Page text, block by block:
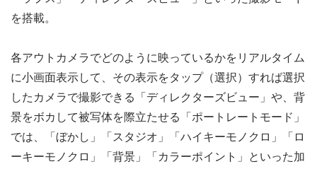
を搭載。
各アウトカメラでどのように映っているかをリアルタイム
に小画面表示して、その表示をタップ（選択）すれば選択
したカメラで撮影できる「ディレクターズビュー」や、背
景をボカして被写体を際立たせる「ポートレートモード」
では、「ぼかし」「スタジオ」「ハイキーモノクロ」「ロ
ーキーモノクロ」「背景」「カラーポイント」といった加